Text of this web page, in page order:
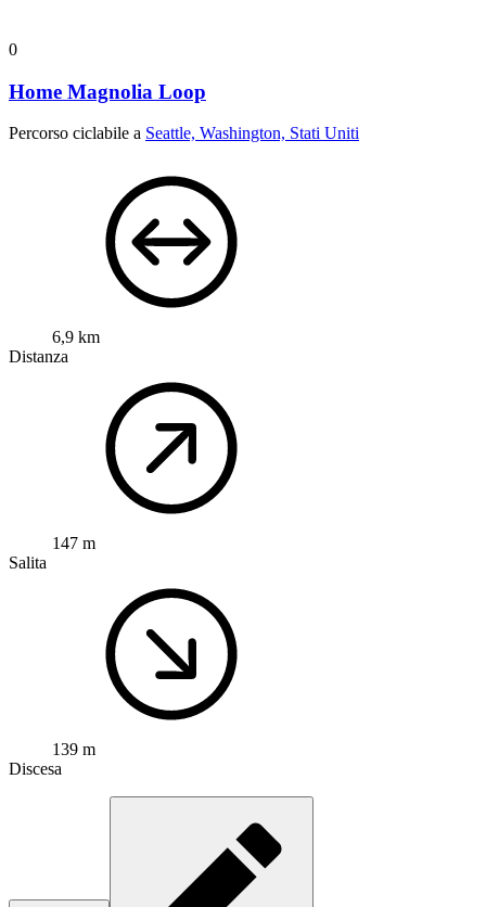
0
Home Magnolia Loop
Percorso ciclabile a Seattle, Washington, Stati Uniti
6,9 km
Distanza
147 m
Salita
139 m
Discesa